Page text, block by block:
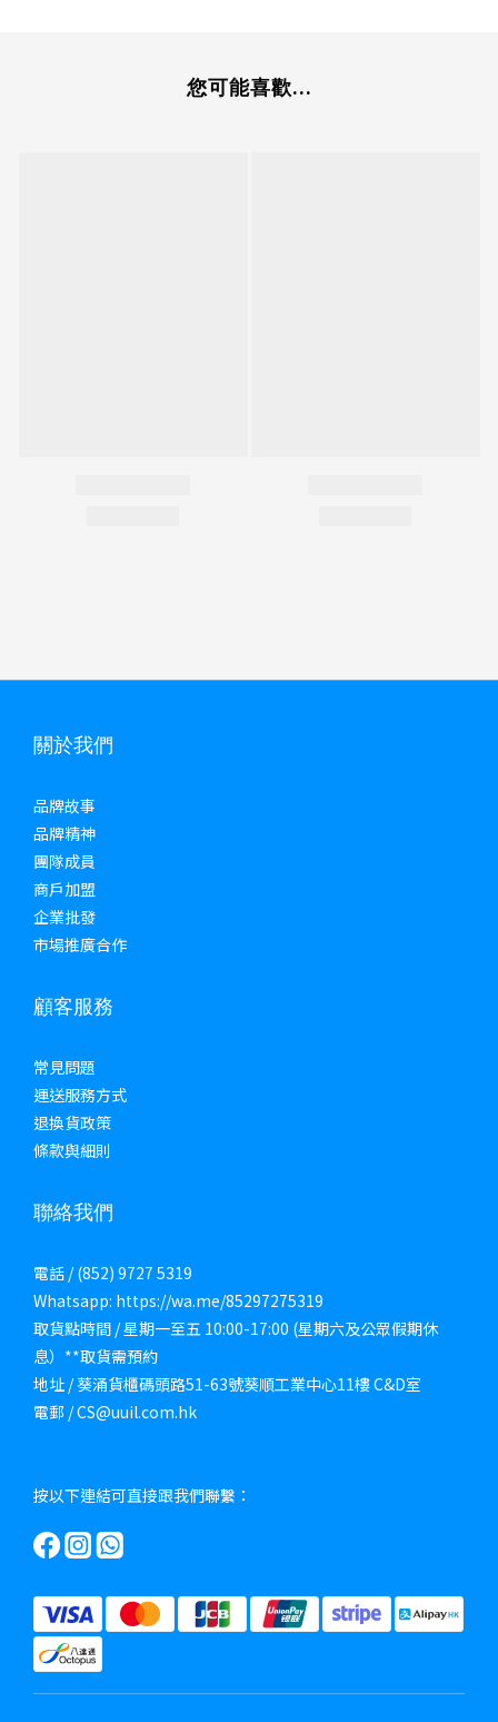
您可能喜歡...
關於我們
品牌故事
品牌精神
團隊成員
商戶加盟
企業批發
市場推廣合作
顧客服務
常見問題
運送服務方式
退換貨政策
條款與細則
聯絡我們
電話 / (852) 9727 5319
Whatsapp: https://wa.me/85297275319
取貨點時間 / 星期一至五 10:00-17:00 (星期六及公眾假期休
息）**取貨需預約
地址 / 葵涌貨櫃碼頭路51-63號葵順工業中心11樓 C&D室
電郵 / CS@uuil.com.hk
按以下連結可直接跟我們聯繫：